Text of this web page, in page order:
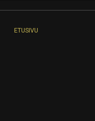
ETUSIVU